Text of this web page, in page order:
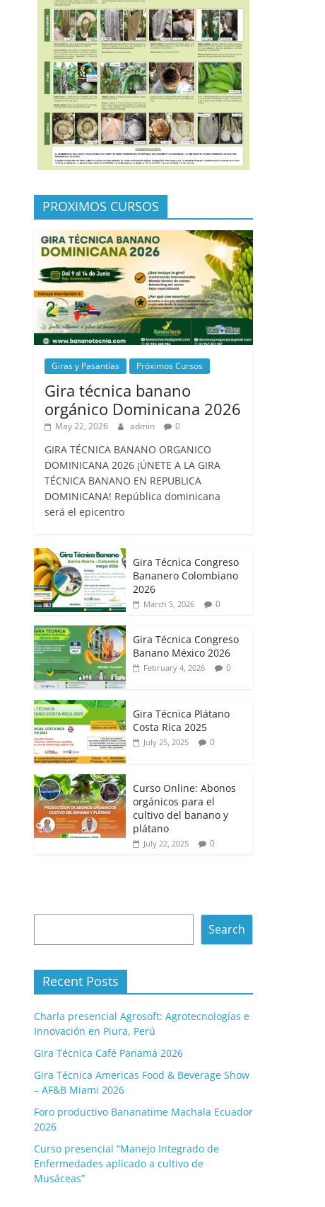
PROXIMOS CURSOS
Giras y Pasantías Próximos Cursos
Gira técnica banano
orgánico Dominicana 2026
May 22, 2026 admin 0
GIRA TÉCNICA BANANO ORGANICO
DOMINICANA 2026 ¡ÚNETE A LA GIRA
TÉCNICA BANANO EN REPUBLICA
DOMINICANA! República dominicana
será el epicentro
Gira Técnica Congreso
Bananero Colombiano
2026
March 5, 2026 0
Gira Técnica Congreso
Banano México 2026
February 4, 2026 0
Gira Técnica Plátano
Costa Rica 2025
July 25, 2025 0
Curso Online: Abonos
orgánicos para el
cultivo del banano y
plátano
July 22, 2025 0
Search
Recent Posts
Charla presencial Agrosoft: Agrotecnologías e
Innovación en Piura, Perú
Gira Técnica Café Panamá 2026
Gira Técnica Americas Food & Beverage Show
– AF&B Miami 2026
Foro productivo Bananatime Machala Ecuador
2026
Curso presencial “Manejo Integrado de
Enfermedades aplicado a cultivo de
Musáceas”